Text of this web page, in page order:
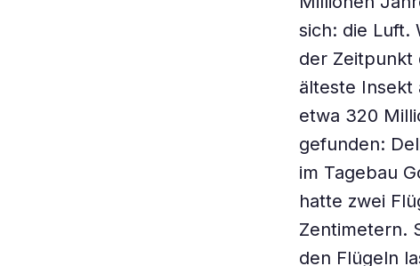
sich: die Luft.
der Zeitpunkt
älteste Insekt
etwa 320
gefunden:
im Tagebau
hatte zwei
Zentimetern.
den Flügeln